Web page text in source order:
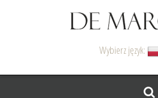
Wybierz język: